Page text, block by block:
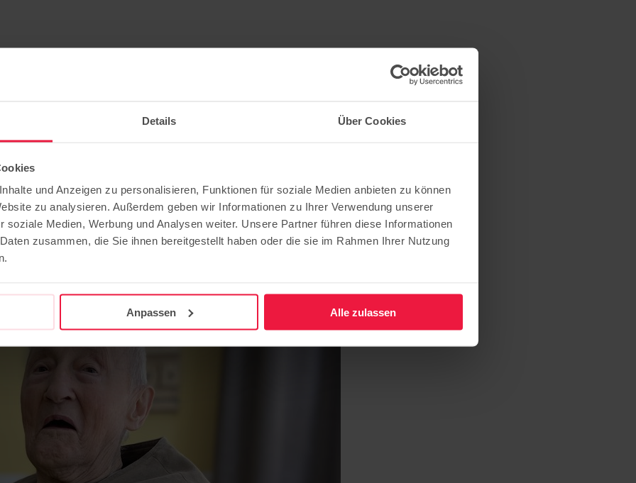
Details Über Cookies
und Anzeigen zu personalisieren, Funktionen für soziale Medien anbieten zu können
zu analysieren. Außerdem geben wir Informationen zu Ihrer Verwendung unserer
soziale Medien, Werbung und Analysen weiter. Unsere Partner führen diese Informationen
zusammen, die Sie ihnen bereitgestellt haben oder die sie im Rahmen Ihrer Nutzung
Anpassen Alle zulassen
Seniorenpflege am Charlottenhof